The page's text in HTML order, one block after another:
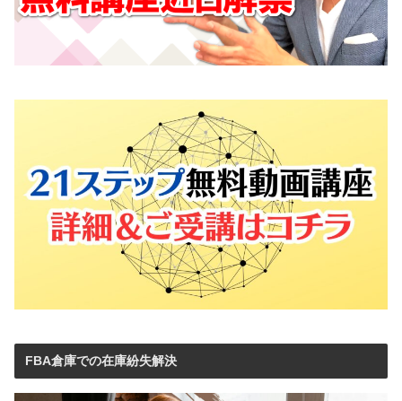
FBA倉庫での在庫紛失解決